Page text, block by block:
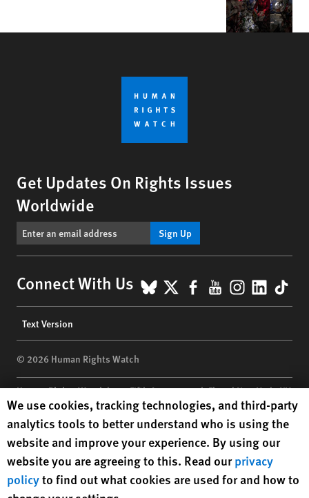
Get Updates On Rights Issues
Worldwide
Sign Up
Connect With Us BlueSky
X Facebook
YouTube
menu
Text Version
© 2026 Human Rights Watch
Human Rights Watch| 350 Fifth Avenue, 34th Floor | New York,NY
10118-3299USA|t 1.212.290.4700
Human Rights Watchis a 501(C)(3) nonprofit registered in the US
under EIN: 13-2875808
Human Rights Watch cookie preferences
We use cookies, tracking technologies, and third-party
analytics tools to better understand who is using the
website and improve your experience. By using our
website you are agreeing to this. Read ourprivacy
policyto find out what cookies are used for and how to